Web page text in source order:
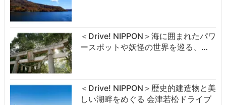
＜Drive! NIPPON＞海に囲まれたパワ
ースポットや妖怪の世界を巡る、…
＜Drive! NIPPON＞歴史的建造物と美
しい湖畔をめぐる 会津若松ドライブ